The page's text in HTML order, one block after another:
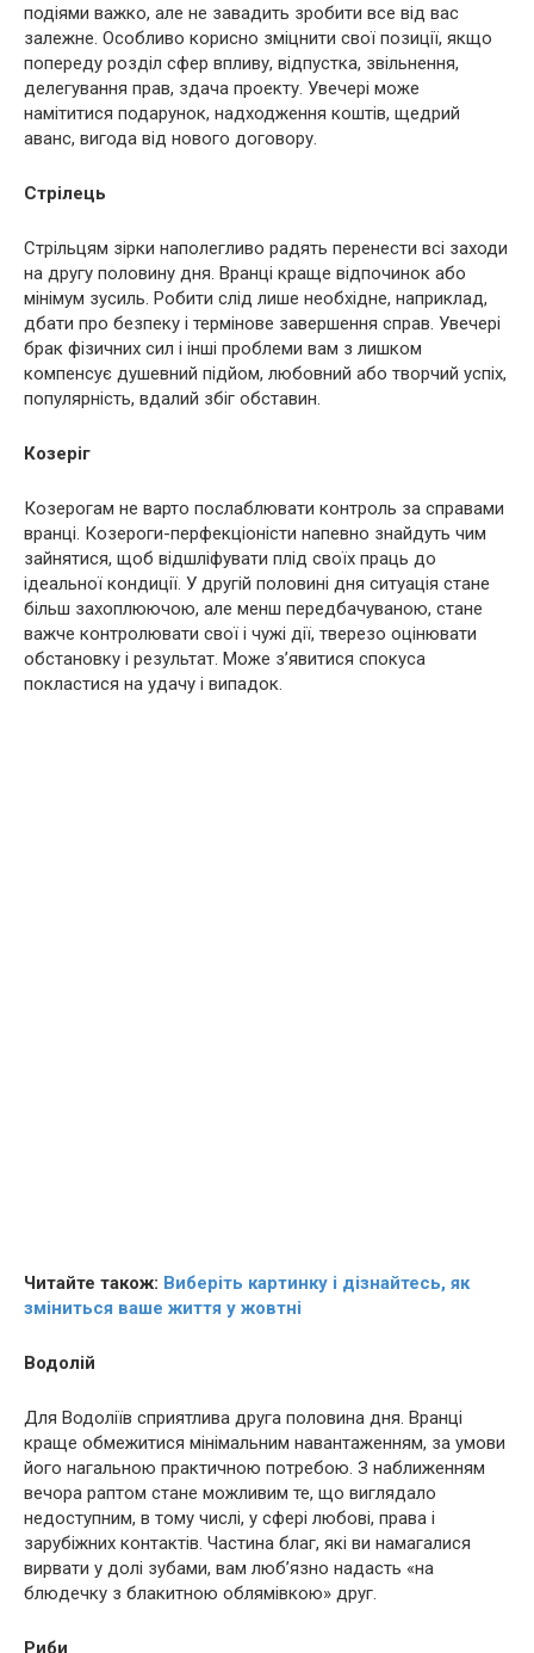
подіями важко, але не завадить зробити все від вас
залежне. Особливо корисно зміцнити свої позиції, якщо
попереду розділ сфер впливу, відпустка, звільнення,
делегування прав, здача проекту. Увечері може
намітитися подарунок, надходження коштів, щедрий
аванс, вигода від нового договору.
Стрілець
Стрільцям зірки наполегливо радять перенести всі заходи
на другу половину дня. Вранці краще відпочинок або
мінімум зусиль. Робити слід лише необхідне, наприклад,
дбати про безпеку і термінове завершення справ. Увечері
брак фізичних сил і інші проблеми вам з лишком
компенсує душевний підйом, любовний або творчий успіх,
популярність, вдалий збіг обставин.
Козеріг
Козерогам не варто послаблювати контроль за справами
вранці. Козероги-перфекціоністи напевно знайдуть чим
зайнятися, щоб відшліфувати плід своїх праць до
ідеальної кондиції. У другій половині дня ситуація стане
більш захоплюючою, але менш передбачуваною, стане
важче контролювати свої і чужі дії, тверезо оцінювати
обстановку і результат. Може з’явитися спокуса
покластися на удачу і випадок.
Читайте також: Виберіть картинку і дізнайтесь, як
зміниться ваше життя у жовтні
Водолій
Для Водоліїв сприятлива друга половина дня. Вранці
краще обмежитися мінімальним навантаженням, за умови
його нагальною практичною потребою. З наближенням
вечора раптом стане можливим те, що виглядало
недоступним, в тому числі, у сфері любові, права і
зарубіжних контактів. Частина благ, які ви намагалися
вирвати у долі зубами, вам люб’язно надасть «на
блюдечку з блакитною облямівкою» друг.
Риби